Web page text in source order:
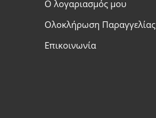
Ο λογαριασμός μου
Ολοκλήρωση Παραγγελίας
Επικοινωνία